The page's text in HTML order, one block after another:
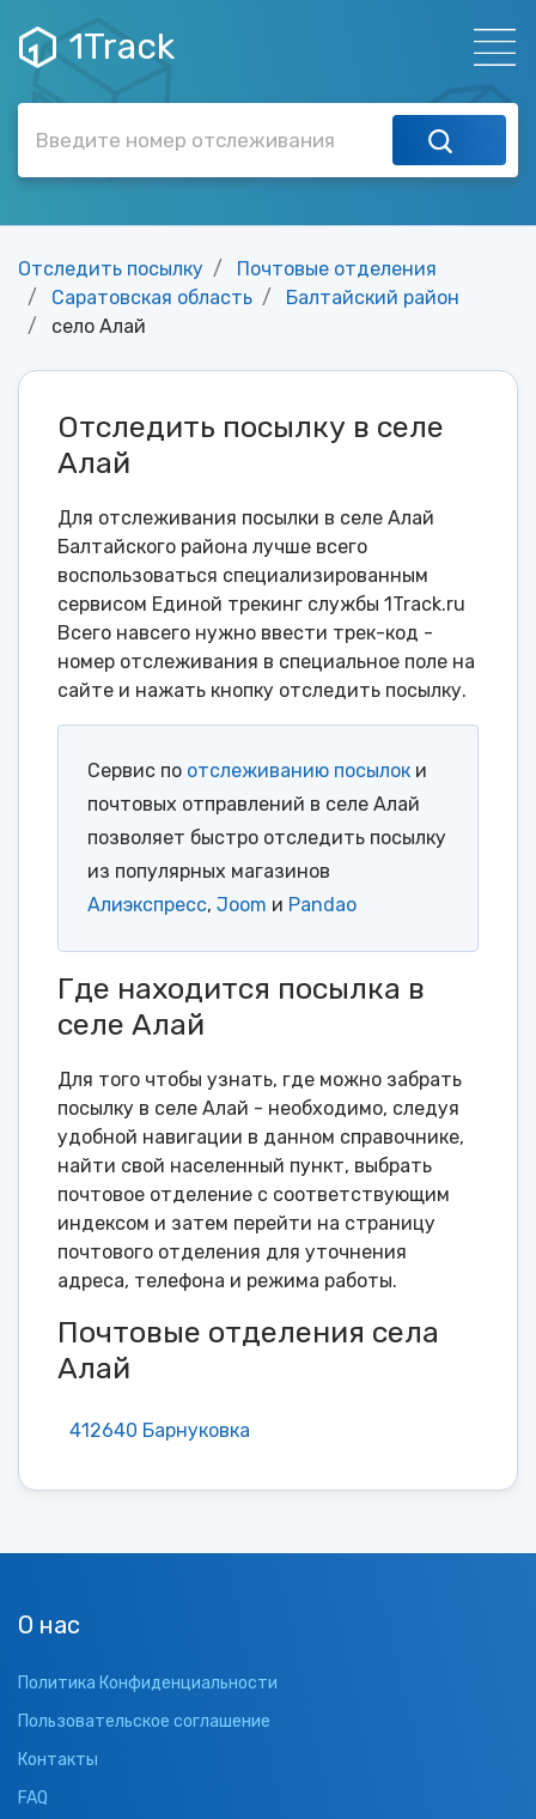
1Track
Отследить посылку
Почтовые отделения
Саратовская область
Балтайский район
село Алай
Отследить посылку в селе
Алай
Для отслеживания посылки в селе Алай
Балтайского района лучше всего
воспользоваться специализированным
сервисом Единой трекинг службы 1Track.ru
Всего навсего нужно ввести трек-код -
номер отслеживания в специальное поле на
сайте и нажать кнопку отследить посылку.
Сервис по отслеживанию посылок и
почтовых отправлений в селе Алай
позволяет быстро отследить посылку
из популярных магазинов
Алиэкспресс, Joom и Pandao
Где находится посылка в
селе Алай
Для того чтобы узнать, где можно забрать
посылку в селе Алай - необходимо, следуя
удобной навигации в данном справочнике,
найти свой населенный пункт, выбрать
почтовое отделение с соответствующим
индексом и затем перейти на страницу
почтового отделения для уточнения
адреса, телефона и режима работы.
Почтовые отделения села
Алай
412640 Барнуковка
О нас
Политика Конфиденциальности
Пользовательское соглашение
Контакты
FAQ